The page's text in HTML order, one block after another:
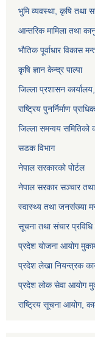
भुमि व्यवस्था, कृषि तथा
आन्तरिक मामिला तथा
भौतिक पूर्वाधार विकास
कृषि ज्ञान केन्द्र पाल्पा
जिल्ला प्रशासन कार्यालय,
राष्ट्रिय पुनर्निर्माण
जिल्ला समन्वय समितिको
सडक विभाग
नेपाल सरकारको पोर्टल
नेपाल सरकार सञ्‍चार
स्वास्थ्य तथा जनसंख्या
सूचना तथा संचार
प्रदेश योजना आयोग
प्रदेश लेखा नियन्त्रक
प्रदेश लोक सेवा आयोग
राष्ट्रिय सूचना आयोग,